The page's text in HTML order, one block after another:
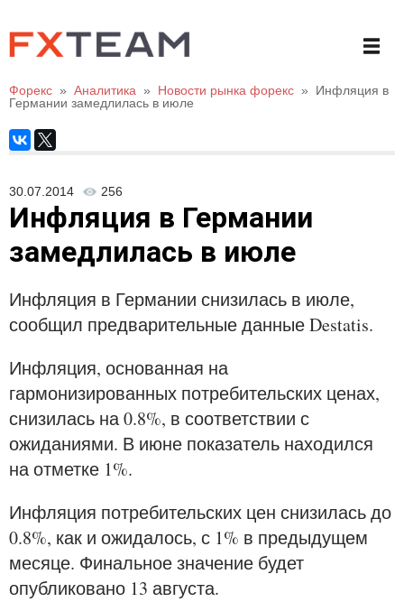
Форекс » Аналитика » Новости рынка форекс »
Инфляция в
Германии замедлилась в июле
30.07.2014 256
Инфляция в Германии
замедлилась в июле
Инфляция в Германии снизилась в июле,
сообщил предварительные данные Destatis.
Инфляция, основанная на
гармонизированных потребительских ценах,
снизилась на 0.8%, в соответствии с
ожиданиями. В июне показатель находился
на отметке 1%.
Инфляция потребительских цен снизилась до
0.8%, как и ожидалось, с 1% в предыдущем
месяце. Финальное значение будет
опубликовано 13 августа.